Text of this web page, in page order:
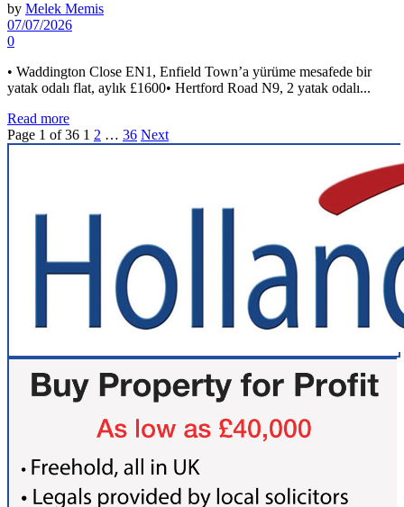
by Melek Memis
07/07/2026
0
• Waddington Close EN1, Enfield Town’a yürüme mesafede bir
yatak odalı flat, aylık £1600• Hertford Road N9, 2 yatak odalı...
Read more
Page 1 of 36 1 2 … 36 Next